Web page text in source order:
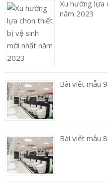
Xu hướng lựa
năm 2023
Bài viết mẫu 9
Bài viết mẫu 8